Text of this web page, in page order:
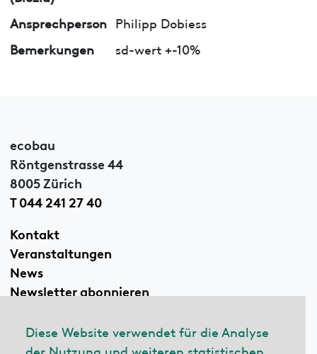
Diese Website verwendet für die Analyse
der Nutzung und weiteren statistischen
Ansprechperson Philipp Dobiess
Bemerkungen
sd-wert +-10%
ecobau
Röntgenstrasse 44
8005 Zürich
T 044 241 27 40
Kontakt
Veranstaltungen
News
Newsletter abonnieren